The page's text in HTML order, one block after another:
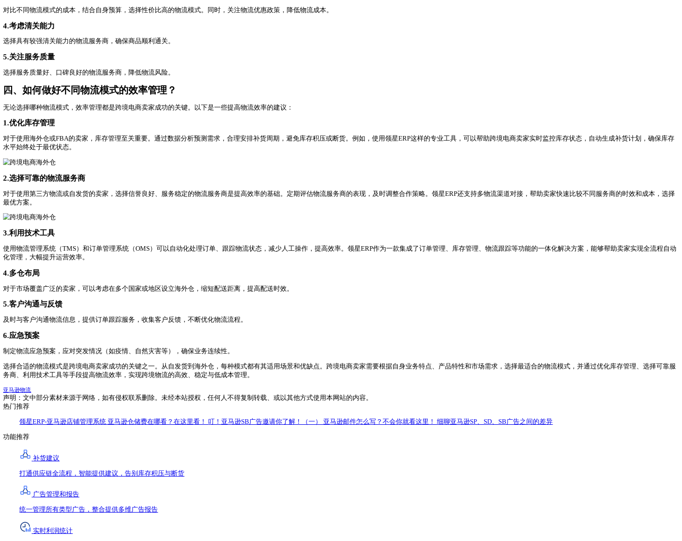
2.第三方物流模式
第三方物流（3PL）是指卖家将物流环节外包给专业的物流服务商。这种模式适合中小型卖家，专业性强，配送时效较快，成本相对较低；但是这种模式对物流服务商的依赖度较高，服
3.海外仓模式
4. FBA模式
FBA是亚马逊提供的物流服务，跨境电商卖家将货物发送到亚马逊仓库，由亚马逊负责仓储、配送和售后服务。这种模式适合在亚马逊平台销售的卖家，具有配送时效快、客户信任度高
三、跨境电商卖家如何选择合适的物流模式？
跨境电商卖家应该结合自己的产品特点、物流时效等，选择合适的物流模式，更好地支撑业务所需。
1.分析产品特点
根据产品的体积、重量、价值等特点，选择合适的物流模式。例如，体积小、重量轻、价值高的产品，适合采用快递或专线物流；体积大、重量重、价值相对较低的产品，可以考虑海运
2.考虑时效要求
根据消费者的时效需求，选择合适的物流模式。快递和专线物流时效较快，适合急需商品的运输；海运和铁路运输时效较长，适合非急需商品的运输。
3.评估成本预算
对比不同物流模式的成本，结合自身预算，选择性价比高的物流模式。同时，关注物流优惠政策，降低物流成本。
4.考虑清关能力
选择具有较强清关能力的物流服务商，确保商品顺利通关。
5.关注服务质量
选择服务质量好、口碑良好的物流服务商，降低物流风险。
四、如何做好不同物流模式的效率管理？
无论选择哪种物流模式，效率管理都是跨境电商卖家成功的关键。以下是一些提高物流效率的建议：
1.优化库存管理
对于使用海外仓或FBA的卖家，库存管理至关重要。通过数据分析预测需求，合理安排补货周期，避免库存积压或断货。例如，使用领星ERP这样的专业工具，可以帮助跨境电商卖家实
2.选择可靠的物流服务商
对于使用第三方物流或自发货的卖家，选择信誉良好、服务稳定的物流服务商是提高效率的基础。定期评估物流服务商的表现，及时调整合作策略。领星ERP还支持多物流渠道对接，帮
最优方案。